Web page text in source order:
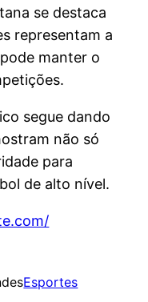
se destaca
representam a
manter o
segue dando
não só
para
de alto nível.
Esportes